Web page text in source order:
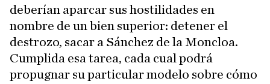
deberían aparcar sus hostilidades en
nombre de un bien superior: detener el
destrozo, sacar a Sánchez de la Moncloa.
Cumplida esa tarea, cada cual podrá
propugnar su particular modelo sobre cómo